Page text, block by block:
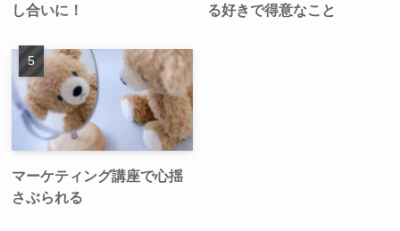
し合いに！
る好きで得意なこと
マーケティング講座で心揺
さぶられる